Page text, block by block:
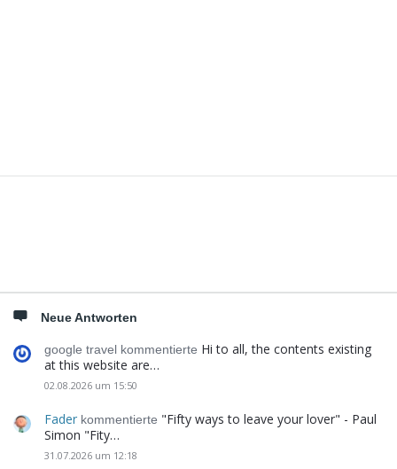
Neue Antworten
google travel kommentierte Hi to all, the contents existing
at this website are…
02.08.2026 um 15:50
Fader kommentierte "Fifty ways to leave your lover" - Paul
Simon "Fity…
31.07.2026 um 12:18